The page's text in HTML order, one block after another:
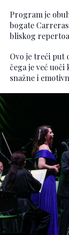
Program je
bogate
bliskog
Ovo je treći put
čega je već uoči
snažne i